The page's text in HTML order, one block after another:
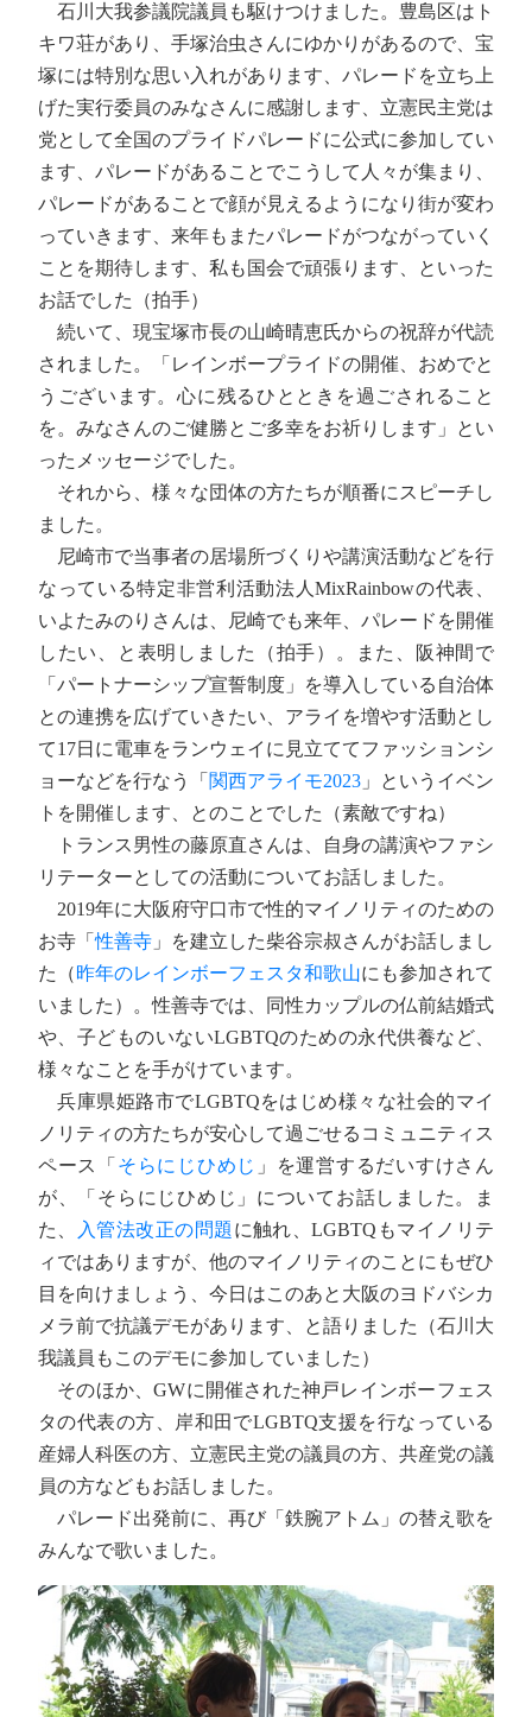
石川大我参議院議員も駆けつけました。豊島区はト
キワ荘があり、手塚治虫さんにゆかりがあるので、宝
塚には特別な思い入れがあります、パレードを立ち上
げた実行委員のみなさんに感謝します、立憲民主党は
党として全国のプライドパレードに公式に参加してい
ます、パレードがあることでこうして人々が集まり、
パレードがあることで顔が見えるようになり街が変わ
っていきます、来年もまたパレードがつながっていく
ことを期待します、私も国会で頑張ります、といった
お話でした（拍手）
続いて、現宝塚市長の山崎晴恵氏からの祝辞が代読
されました。「レインボープライドの開催、おめでと
うございます。心に残るひとときを過ごされること
を。みなさんのご健勝とご多幸をお祈りします」とい
ったメッセージでした。
それから、様々な団体の方たちが順番にスピーチし
ました。
尼崎市で当事者の居場所づくりや講演活動などを行
なっている特定非営利活動法人MixRainbowの代表、
いよたみのりさんは、尼崎でも来年、パレードを開催
したい、と表明しました（拍手）。また、阪神間で
「パートナーシップ宣誓制度」を導入している自治体
との連携を広げていきたい、アライを増やす活動とし
て17日に電車をランウェイに見立ててファッションシ
ョーなどを行なう「 関西アライモ2023 」というイベン
トを開催します、とのことでした（素敵ですね）
トランス男性の藤原直さんは、自身の講演やファシ
リテーターとしての活動についてお話しました。
2019年に大阪府守口市で性的マイノリティのための
お寺「性善寺 」を建立した柴谷宗叔さんがお話しまし
た（昨年のレインボーフェスタ和歌山にも参加されて
いました）。性善寺では、同性カップルの仏前結婚式
や、子どものいないLGBTQのための永代供養など、
様々なことを手がけています。
兵庫県姫路市でLGBTQをはじめ様々な社会的マイ
ノリティの方たちが安心して過ごせるコミュニティス
ペース「 そらにじひめじ 」を運営するだいすけさん
が、「そらにじひめじ」についてお話しました。ま
た、
入管法改正の問題に触れ、LGBTQもマイノリテ
ィではありますが、他のマイノリティのことにもぜひ
目を向けましょう、今日はこのあと大阪のヨドバシカ
メラ前で抗議デモがあります、と語りました（石川大
我議員もこのデモに参加していました）
そのほか、GWに開催された神戸レインボーフェス
タの代表の方、岸和田でLGBTQ支援を行なっている
産婦人科医の方、立憲民主党の議員の方、共産党の議
員の方などもお話しました。
パレード出発前に、再び「鉄腕アトム」の替え歌を
みんなで歌いました。